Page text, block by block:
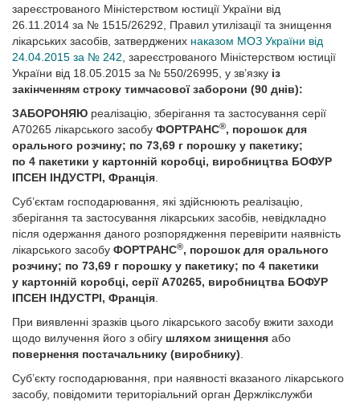
зареєстрованого Міністерством юстиції України від
26.11.2014 за № 1515/26292, Правил утилізації та знищення
лікарських засобів, затверджених наказом МОЗ України від
24.04.2015 за № 242 , зареєстрованого Міністерством юстиції
України від 18.05.2015 за № 550/26995, у зв’язку із
закінченням строку тимчасової заборони (90 днів):
ЗАБОРОНЯЮ реалізацію, зберігання та застосування серії
A70265 лікарського засобу ФОРТРАНС®, порошок для
орального розчину; по 73,69 г порошку у пакетику;
по 4 пакетики у картонній коробці, виробництва БОФУР
ІПСЕН ІНДУСТРІ, Францiя
Суб’єктам господарювання, які здійснюють реалізацію,
зберігання та застосування лікарських засобів, невідкладно
після одержання даного розпорядження перевірити наявність
лікарського засобу ФОРТРАНС®, порошок для орального
розчину; по 73,69 г порошку у пакетику; по 4 пакетики
у картонній коробці, серії A70265, виробництва БОФУР
ІПСЕН ІНДУСТРІ, Францiя
При виявленні зразків цього лікарського засобу вжити заходи
щодо вилучення його з обігу шляхом знищення або
повернення постачальнику (виробнику)
Суб’єкту господарювання, при наявності вказаного лікарського
засобу, повідомити територіальний орган Держлікслужби